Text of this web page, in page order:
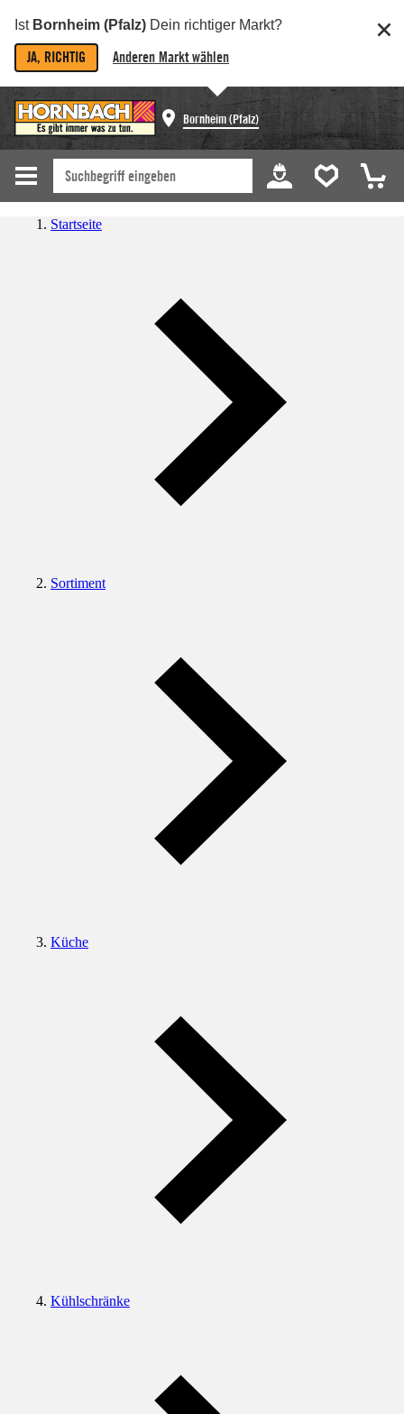
Ist Bornheim (Pfalz) Dein richtiger Markt?
JA, RICHTIG Anderen Markt wählen
Bornheim (Pfalz)
Startseite
Sortiment
Küche
Kühlschränke